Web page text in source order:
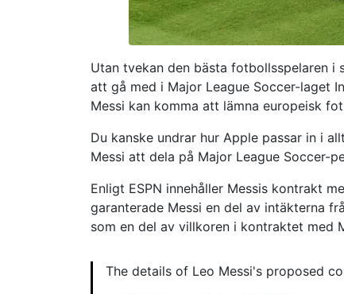
Utan tvekan den bästa fotbollsspelaren i
att gå med i Major League Soccer-laget
Messi kan komma att lämna europeisk
Du kanske undrar hur Apple passar in i
Messi att dela på Major League Soccer-
Enligt ESPN innehåller Messis kontrakt
garanterade Messi en del av intäkterna
som en del av villkoren i kontraktet med
The details of Leo Messi's proposed